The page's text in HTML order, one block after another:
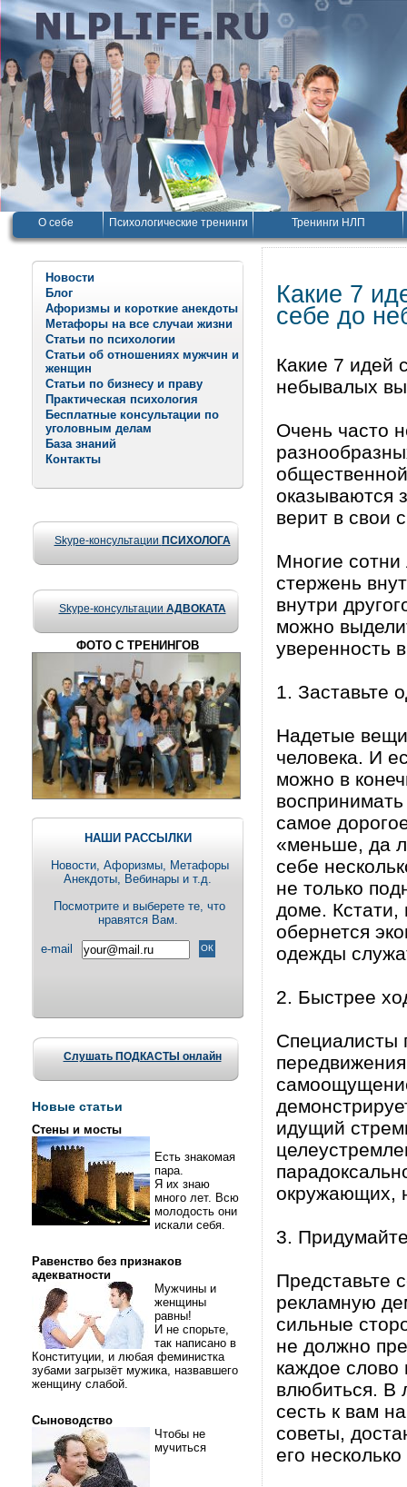
О себе Психологические тренинги Тренинги НЛП
Новости
Блог
Афоризмы и короткие анекдоты
Метафоры на все случаи жизни
Статьи по психологии
Статьи об отношениях мужчин и
женщин
Статьи по бизнесу и праву
Практическая психология
Бесплатные консультации по
уголовным делам
База знаний
Контакты
Skype-консультации ПСИХОЛОГА
Skype-консультации АДВОКАТА
ФОТО С ТРЕНИНГОВ
НАШИ РАССЫЛКИ
Новости, Aфоризмы, Метафоры
Анекдоты, Вебинары и т.д.
Посмотрите и выберете те, что
нравятся Вам.
e-mail
Слушать ПОДКАСТЫ онлайн
Новые статьи
Стены и мосты
Есть знакомая
пара.
Я их знаю
много лет. Всю
молодость они
искали себя.
Равенство без признаков
адекватности
Мужчины и
женщины
равны!
И не спорьте,
так написано в
Конституции, и любая феминистка
зубами загрызёт мужика, назвавшего
женщину слабой.
Сыноводство
Чтобы не
мучиться
Какие 7
себе до
Какие 7 идей
небывалых
Очень часто
оказываются
верит в свои
Многие сотни
стержень
внутри
можно
уверенность
1. Заставьте
Надетые
человека. И
можно в
самое
«меньше, да
себе
не только
доме. Кстати,
обернется
одежды
2. Быстрее
Специалисты
идущий
окружающих,
3.
Представьте
рекламную
сильные
не должно
каждое слово
влюбиться. В
сесть к вам
советы,
его